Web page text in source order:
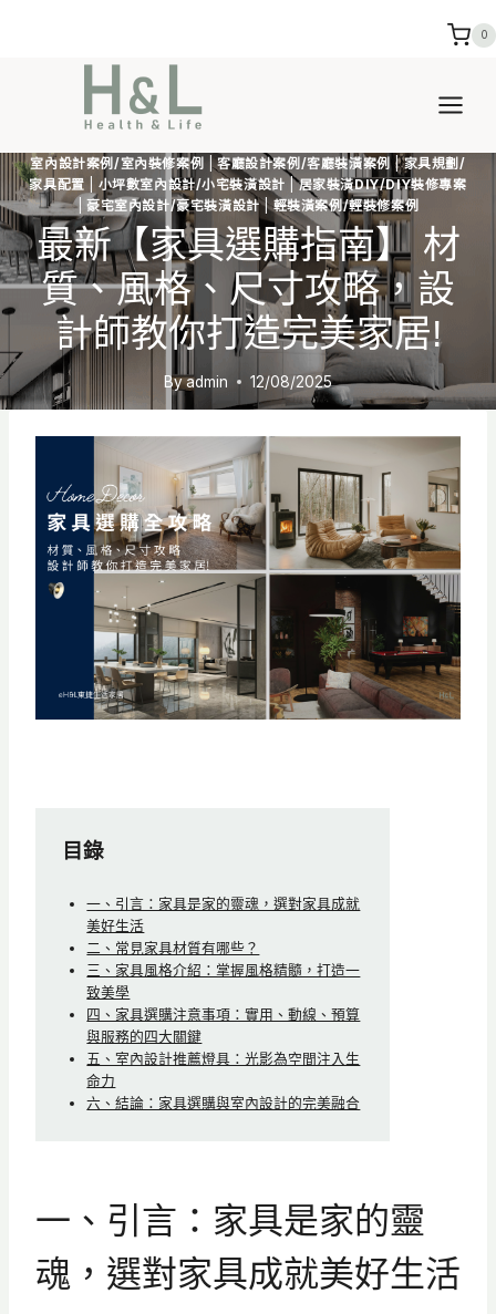
0
室內設計案例/室內裝修案例 |客廳設計案例/客廳裝潢案例 |家具規劃/
家具配置
小坪數室內設計/小宅裝潢設計 |居家裝潢DIY/DIY裝修專案
|豪宅室內設計/豪宅裝潢設計|輕裝潢案例/輕裝修案例
最新【家具選購指南】 材
質、風格、尺寸攻略，設
計師教你打造完美家居!
Byadmin 12/08/2025
目錄
一、引言：家具是家的靈魂，選對家具成就
美好生活
二、常見家具材質有哪些？
三、家具風格介紹：掌握風格精髓，打造一
致美學
四、家具選購注意事項：實用、動線、預算
與服務的四大關鍵
五、室內設計推薦燈具：光影為空間注入生
命力
六、結論：家具選購與室內設計的完美融合
一、引言：家具是家的靈
魂，選對家具成就美好生活